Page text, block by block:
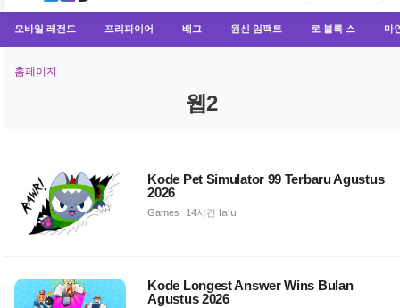
모바일 레전드 프리파이어 배그 원신 임팩트 로 블록 스 마
홈페이지
웹2
Kode Pet Simulator 99 Terbaru Agustus
2026
Games 14시간 lalu
Kode Longest Answer Wins Bulan
Agustus 2026